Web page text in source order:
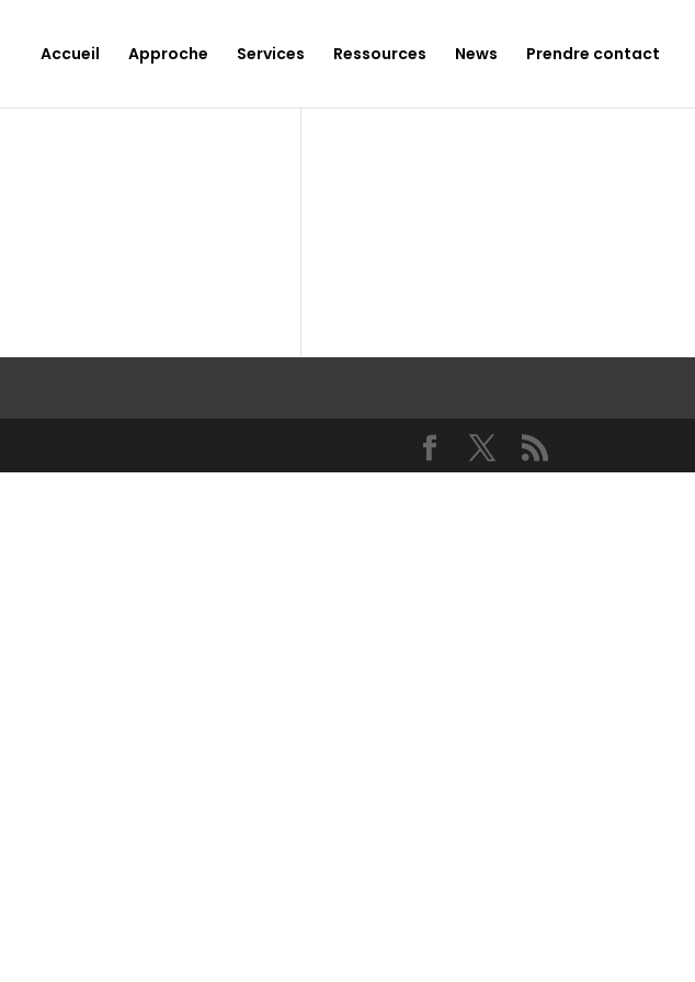
Accueil Approche Services Ressources News Prendre contact